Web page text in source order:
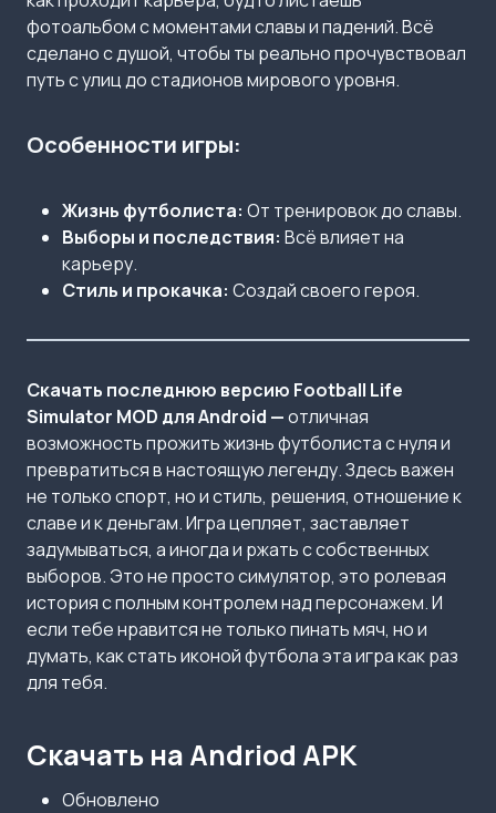
фотоальбом с моментами славы и падений. Всё
сделано с душой, чтобы ты реально прочувствовал
путь с улиц до стадионов мирового уровня.
Особенности игры:
Жизнь футболиста: От тренировок до славы.
Выборы и последствия: Всё влияет на
карьеру.
Стиль и прокачка: Создай своего героя.
Скачать последнюю версию Football Life
Simulator MOD для Android —отличная
возможность прожить жизнь футболиста с нуля и
превратиться в настоящую легенду. Здесь важен
не только спорт, но и стиль, решения, отношение к
славе и к деньгам. Игра цепляет, заставляет
задумываться, а иногда и ржать с собственных
выборов. Это не просто симулятор, это ролевая
история с полным контролем над персонажем. И
если тебе нравится не только пинать мяч, но и
думать, как стать иконой футбола эта игра как раз
для тебя.
Скачать на Andriod APK
Обновлено